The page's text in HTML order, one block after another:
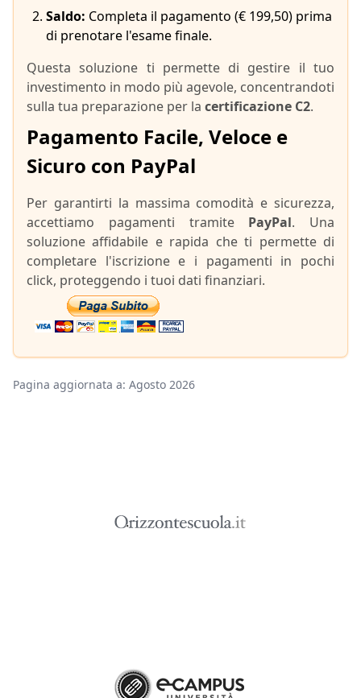
Saldo: Completa il pagamento (€ 199,50) prima
di prenotare l'esame finale.
Questa soluzione ti permette di gestire il tuo
investimento in modo più agevole, concentrandoti
sulla tua preparazione per la certificazione C2.
Pagamento Facile, Veloce e
Sicuro con PayPal
Per garantirti la massima comodità e sicurezza,
accettiamo pagamenti tramite PayPal. Una
soluzione affidabile e rapida che ti permette di
completare l'iscrizione e i pagamenti in pochi
click, proteggendo i tuoi dati finanziari.
Pagina aggiornata a: Agosto 2026